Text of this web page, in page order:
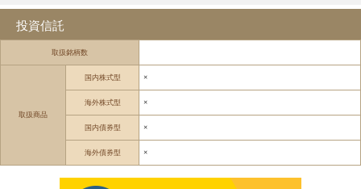
投資信託
取扱銘柄数
取扱商品
国内株式型 ×
海外株式型 ×
国内債券型 ×
海外債券型 ×